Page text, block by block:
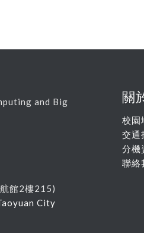
and Big
館2樓215)
City
關
校園
交通
分機
聯絡